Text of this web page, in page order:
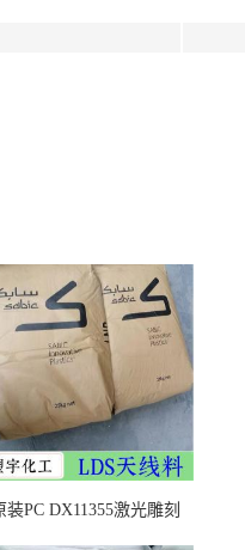
装PC DX11355激光雕刻